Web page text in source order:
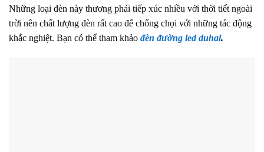
Những loại đèn này thương phải tiếp xúc nhiều với thời tiết ngoài
trời nên chất lượng đèn rất cao để chống chọi với những tác động
khắc nghiệt. Bạn có thể tham khảo đèn đường led duhal.